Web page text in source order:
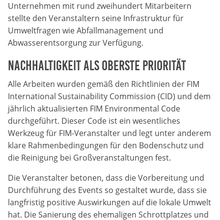
Unternehmen mit rund zweihundert Mitarbeitern
stellte den Veranstaltern seine Infrastruktur für
Umweltfragen wie Abfallmanagement und
Abwasserentsorgung zur Verfügung.
Nachhaltigkeit als oberste Priorität
Alle Arbeiten wurden gemäß den Richtlinien der FIM
International Sustainability Commission (CID) und dem
jährlich aktualisierten FIM Environmental Code
durchgeführt. Dieser Code ist ein wesentliches
Werkzeug für FIM-Veranstalter und legt unter anderem
klare Rahmenbedingungen für den Bodenschutz und
die Reinigung bei Großveranstaltungen fest.
Die Veranstalter betonen, dass die Vorbereitung und
Durchführung des Events so gestaltet wurde, dass sie
langfristig positive Auswirkungen auf die lokale Umwelt
hat. Die Sanierung des ehemaligen Schrottplatzes und
Anbieter:
Google LLC
Zweck:
Website-Nutzung.
Cookie Laufzeit:
24 Monate
Medien & externe Dienste
Um Inhalte von Videoplattformen und weiteren externen
Diensten anzeigen zu können, werden von diesen ggf.
aktiviert werden.
YouTube